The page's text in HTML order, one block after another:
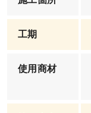
工期
使用商材